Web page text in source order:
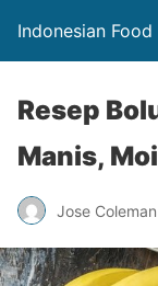
Indonesian
Resep
Manis,
Jose Coleman